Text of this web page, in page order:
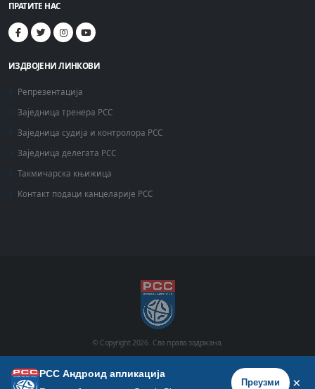
ПРАТИТЕ НАС
ИЗДВОЈЕНИ ЛИНКОВИ
Репрезентација
Заједница тренера РСС
Заједница судија и контролора РСС
Заједница делегата РСС
Такмичарска књижица
Контакт подаци канцеларије РСС
© Copyright2026 . Сва права задржана.
Почетна Историја Фото галерија Видео галерија
РСС Андроид апликација
Преузми ×